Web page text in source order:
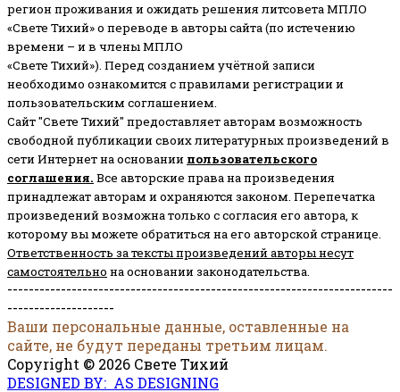
регион проживания и ожидать решения литсовета МПЛО
«Свете Тихий» о переводе в авторы сайта (по истечению
времени – и в члены МПЛО
«Свете Тихий»). Перед созданием учётной записи
необходимо ознакомится с правилами регистрации и
пользовательским соглашением.
Сайт "Свете Тихий" предоставляет авторам возможность
свободной публикации своих литературных произведений в
сети Интернет на основании пользовательского
соглашения. Все авторские права на произведения
принадлежат авторам и охраняются законом. Перепечатка
произведений возможна только с согласия его автора, к
которому вы можете обратиться на его авторской странице.
Ответственность за тексты произведений авторы несут
самостоятельно на основании законодательства.
------------------------------------------------------------------------
--------------------
Ваши персональные данные, оставленные на
сайте, не будут переданы третьим лицам.
Copyright © 2026 Свете Тихий
DESIGNED BY: AS DESIGNING